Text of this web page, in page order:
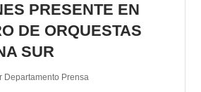
PRESENTE EN
DE ORQUESTAS
SUR
Departamento Prensa